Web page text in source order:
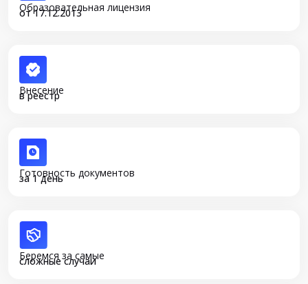
Образовательная лицензия
от 17.12.2013
Внесение
в реестр
Готовность документов
за 1 день
Беремся за самые
сложные случаи